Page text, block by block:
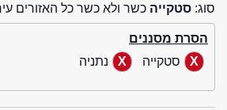
סוג: סטקייה כשר ולא כשר כל האזורים
הסרת מסננים
סטקייה
נתניה